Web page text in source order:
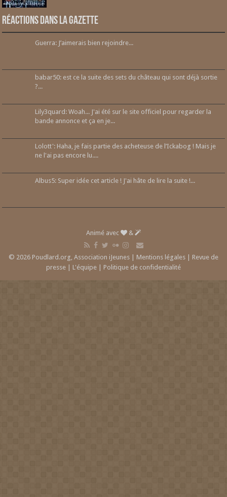
Réactions dans la gazette
Guerra: J’aimerais bien rejoindre...
babar50: est ce la suite des sets du château qui sont déjà sortie
?...
Lily3quard: Woah... J'ai été sur le site officiel pour regarder la
bande annonce et ça en je...
Lolott': Haha, je fais partie des acheteuse de l’Ickabog ! Mais je
ne l'ai pas encore lu....
Albus5: Super idée cet article ! J'ai hâte de lire la suite !...
Animé avec &
© 2026 Poudlard.org, Association iJeunes | Mentions légales | Revue de
presse | L'équipe | Politique de confidentialité